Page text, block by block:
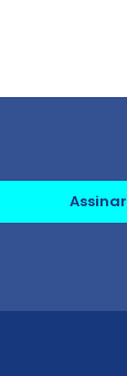
Assinar